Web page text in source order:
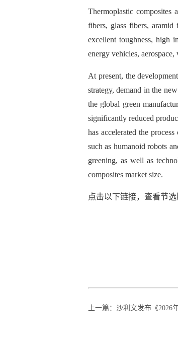
Thermoplastic composites
fibers, glass fibers, aramid
excellent toughness, high
energy vehicles,
At present, the
strategy, demand in the
the global green
significantly reduced
has accelerated the
such as humanoid robots
greening, as well as
composites market size.
点击以下链接，查看节选
上一篇 ： 沙利文发布《2026年全球及中国计算